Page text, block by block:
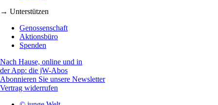
→ Unterstützen
Genossenschaft
Aktionsbüro
Spenden
Nach Hause, online und in
der App: die jW-Abos
Abonnieren Sie unsere Newsletter
Vertrag widerrufen